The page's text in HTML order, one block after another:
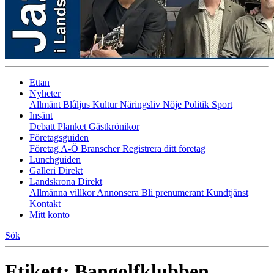
Ettan
Nyheter
Allmänt Blåljus KulturNäringsliv Nöje Politik Sport
Insänt
Debatt Planket Gästkrönikor
Företagsguiden
Företag A-Ö BranscherRegistrera ditt företag
Lunchguiden
Galleri Direkt
Landskrona Direkt
Allmänna villkorAnnonsera Bli prenumerant Kundtjänst
Kontakt
Mitt konto
Sök